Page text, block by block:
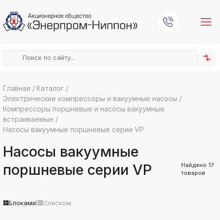
k
ksldkfjsdlfkjsls;ldfkgjsdl;kfkфыва
k
ksldkfjsdlfkjsls;ldfkgjsdl;kfkфыва
ksldkfjsdlfkjsls;ldfkgjsdl;kfkфыва
ksldkfjsdlfkjsls;ldfkgjsdl;kfkфыва
Главная / Каталог /
Электрические компрессоры и вакуумные насосы /
Компрессоры поршневые и насосы вакуумные
встраиваемые /
Насосы вакуумные поршневые серии VP
Насосы вакуумные
поршневые серии VP
Найдено 17
товаров
Блоками Списком